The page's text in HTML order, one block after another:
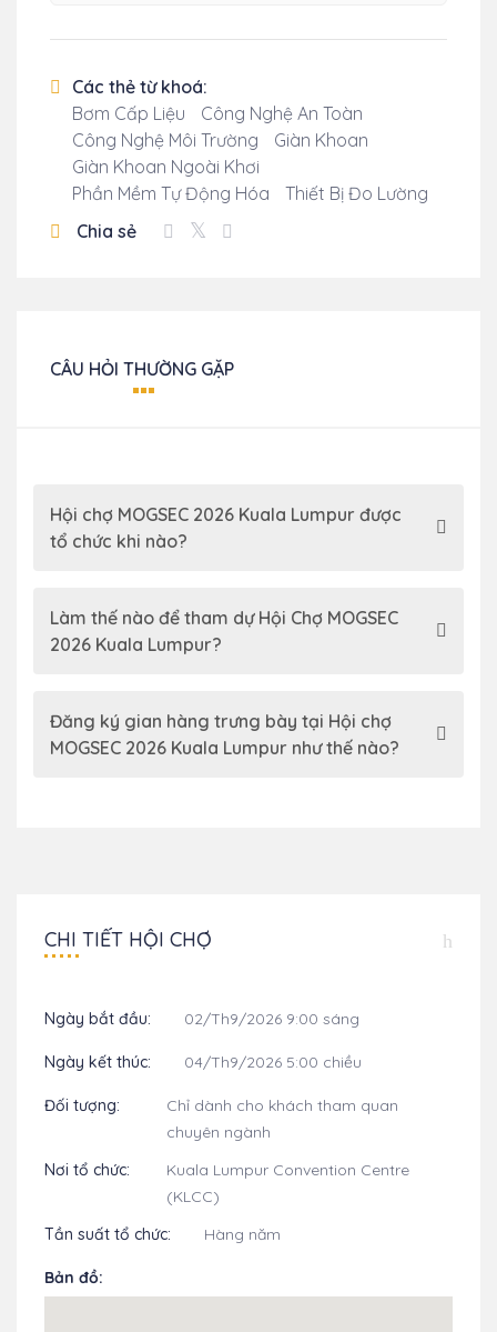
Các thẻ từ khoá:
Bơm Cấp Liệu
Công Nghệ An Toàn
Công Nghệ Môi Trường
Giàn Khoan
Giàn Khoan Ngoài Khơi
Phần Mềm Tự Động Hóa
Thiết Bị Đo Lường
Chia sẻ
CÂU HỎI THƯỜNG GẶP
Hội chợ MOGSEC 2026 Kuala Lumpur được
tổ chức khi nào?
Làm thế nào để tham dự Hội Chợ MOGSEC
2026 Kuala Lumpur?
Đăng ký gian hàng trưng bày tại Hội chợ
MOGSEC 2026 Kuala Lumpur như thế nào?
CHI TIẾT HỘI CHỢ
Ngày bắt đầu: 02/Th9/2026 9:00 sáng
Ngày kết thúc: 04/Th9/2026 5:00 chiều
Đối tượng:
Chỉ dành cho khách tham quan
chuyên ngành
Nơi tổ chức:
Kuala Lumpur Convention Centre
(KLCC)
Tần suất tổ chức:
Hàng năm
Bản đồ: